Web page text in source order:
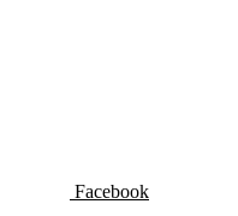
Facebook